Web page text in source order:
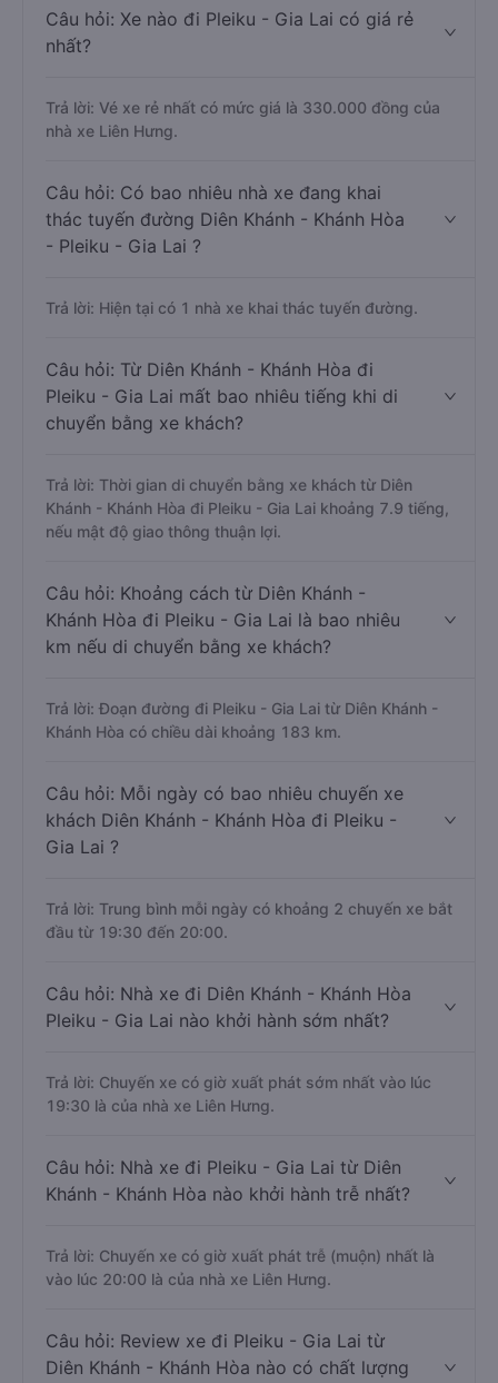
Câu hỏi: Xe nào đi Pleiku - Gia Lai có giá rẻ
nhất?
Trả lời: Vé xe rẻ nhất có mức giá là 330.000 đồng của
nhà xe Liên Hưng.
Câu hỏi: Có bao nhiêu nhà xe đang khai
thác tuyến đường Diên Khánh - Khánh Hòa
- Pleiku - Gia Lai ?
Trả lời: Hiện tại có 1 nhà xe khai thác tuyến đường.
Câu hỏi: Từ Diên Khánh - Khánh Hòa đi
Pleiku - Gia Lai mất bao nhiêu tiếng khi di
chuyển bằng xe khách?
Trả lời: Thời gian di chuyển bằng xe khách từ Diên
Khánh - Khánh Hòa đi Pleiku - Gia Lai khoảng 7.9 tiếng,
nếu mật độ giao thông thuận lợi.
Câu hỏi: Khoảng cách từ Diên Khánh -
Khánh Hòa đi Pleiku - Gia Lai là bao nhiêu
km nếu di chuyển bằng xe khách?
Trả lời: Đoạn đường đi Pleiku - Gia Lai từ Diên Khánh -
Khánh Hòa có chiều dài khoảng 183 km.
Câu hỏi: Mỗi ngày có bao nhiêu chuyến xe
khách Diên Khánh - Khánh Hòa đi Pleiku -
Gia Lai ?
Trả lời: Trung bình mỗi ngày có khoảng 2 chuyến xe bắt
đầu từ 19:30 đến 20:00.
Câu hỏi: Nhà xe đi Diên Khánh - Khánh Hòa
Pleiku - Gia Lai nào khởi hành sớm nhất?
Trả lời: Chuyến xe có giờ xuất phát sớm nhất vào lúc
19:30 là của nhà xe Liên Hưng.
Câu hỏi: Nhà xe đi Pleiku - Gia Lai từ Diên
Khánh - Khánh Hòa nào khởi hành trễ nhất?
Trả lời: Chuyến xe có giờ xuất phát trễ (muộn) nhất là
vào lúc 20:00 là của nhà xe Liên Hưng.
Câu hỏi: Review xe đi Pleiku - Gia Lai từ
Diên Khánh - Khánh Hòa nào có chất lượng